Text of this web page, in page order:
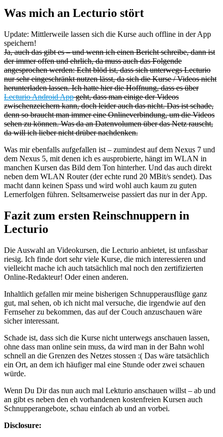
Was mich an Lecturio stört
Update: Mittlerweile lassen sich die Kurse auch offline in der App
speichern!
Ja, auch das gibt es – und wenn ich einen Bericht schreibe, dann ist
der immer offen und ehrlich, da muss auch das Folgende
angesprochen werden: Echt blöd ist, dass sich unterwegs Lecturio
nur sehr eingeschränkt nutzen lässt, da sich die Kurse / Videos nicht
herunterladen lassen. Ich hatte hier die Hoffnung, dass es über
Lecturio Android Appgeht, dass man einige der Videos
zwischenzeichern kann, doch leider auch das nicht. Das ist schade,
denn so braucht man immer eine Onlineverbindung, um die Videos
sehen zu können. Was da an Datenvolumen über das Netz rauscht,
da will ich lieber nicht drüber nachdenken.
Was mir ebenfalls aufgefallen ist – zumindest auf dem Nexus 7 und
dem Nexus 5, mit denen ich es ausprobierte, hängt im WLAN in
manchen Kursen das Bild dem Ton hinterher. Und das auch direkt
neben dem WLAN Router (der echte rund 20 MBit/s sendet). Das
macht dann keinen Spass und wird wohl auch kaum zu guten
Lernerfolgen führen. Seltsamerweise passiert das nur in der App.
Fazit zum ersten Reinschnuppern in
Lecturio
Die Auswahl an Videokursen, die Lecturio anbietet, ist unfassbar
riesig. Ich finde dort sehr viele Kurse, die mich interessieren und
vielleicht mache ich auch tatsächlich mal noch den zertifizierten
Online-Redakteur! Oder einen anderen.
Inhaltlich gefallen mir meine bisherigen Schnupperausflüge ganz
gut, mal sehen, ob ich nicht mal versuche, die irgendwie auf den
Fernseher zu bekommen, das auf der Couch anzuschauen wäre
sicher interessant.
Schade ist, dass sich die Kurse nicht unterwegs anschauen lassen,
ohne dass man online sein muss, da wird man in der Bahn wohl
schnell an die Grenzen des Netzes stossen :( Das wäre tatsächlich
ein Ort, an dem ich häufiger mal eine Stunde oder zwei schauen
würde.
Wenn Du Dir das nun auch mal Lekturio anschauen willst – ab und
an gibt es neben den eh vorhandenen kostenfreien Kursen auch
Schnupperangebote, schau einfach ab und an vorbei.
Disclosure: